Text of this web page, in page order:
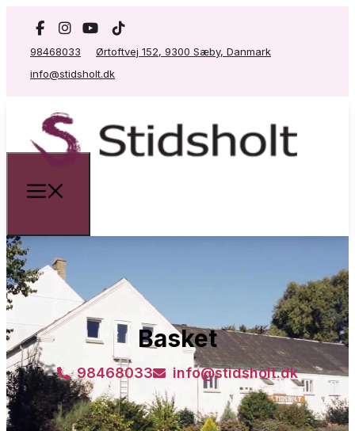
98468033
Ørtoftvej 152, 9300 Sæby, Danmark
info@stidsholt.dk
Basket
98468033 info@stidsholt.dk